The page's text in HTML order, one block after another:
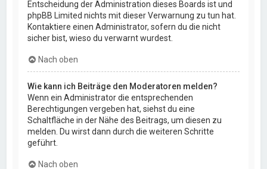
Entscheidung der Administration dieses Boards ist und
phpBB Limited nichts mit dieser Verwarnung zu tun hat.
Kontaktiere einen Administrator, sofern du die nicht
sicher bist, wieso du verwarnt wurdest.
Nach oben
Wie kann ich Beiträge den Moderatoren melden?
Wenn ein Administrator die entsprechenden
Berechtigungen vergeben hat, siehst du eine
Schaltfläche in der Nähe des Beitrags, um diesen zu
melden. Du wirst dann durch die weiteren Schritte
geführt.
Nach oben